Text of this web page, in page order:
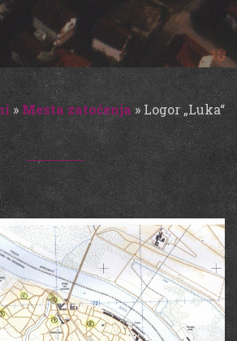
»Mesta zatočenja»Logor „Luka“